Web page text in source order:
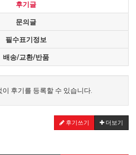
후기글
문의글
필수표기정보
배송/교환/반품
이 후기를 등록할 수 있습니다.
후기쓰기 더보기